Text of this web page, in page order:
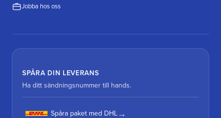
Jobba hos oss
SPÅRA DIN LEVERANS
Ha ditt sändningsnummer till hands.
Spåra paket med DHL